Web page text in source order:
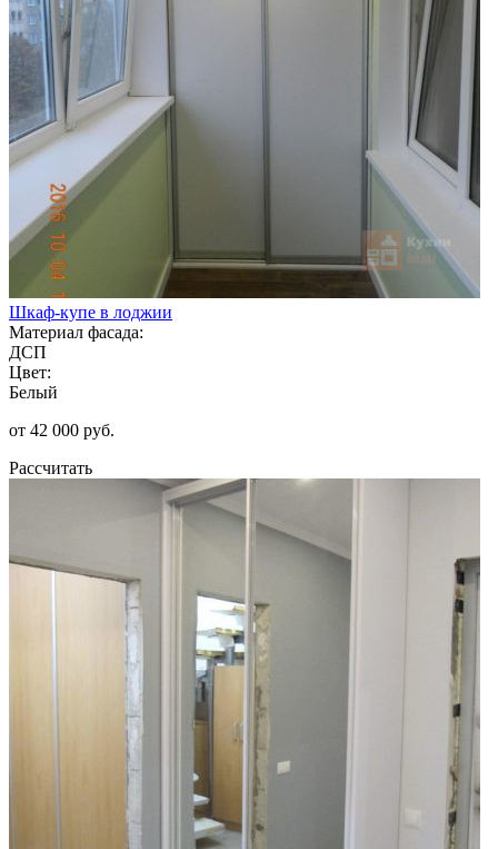
Шкаф-купе в лоджии
Материал фасада:
ДСП
Цвет:
Белый
от 42 000 руб.
Рассчитать